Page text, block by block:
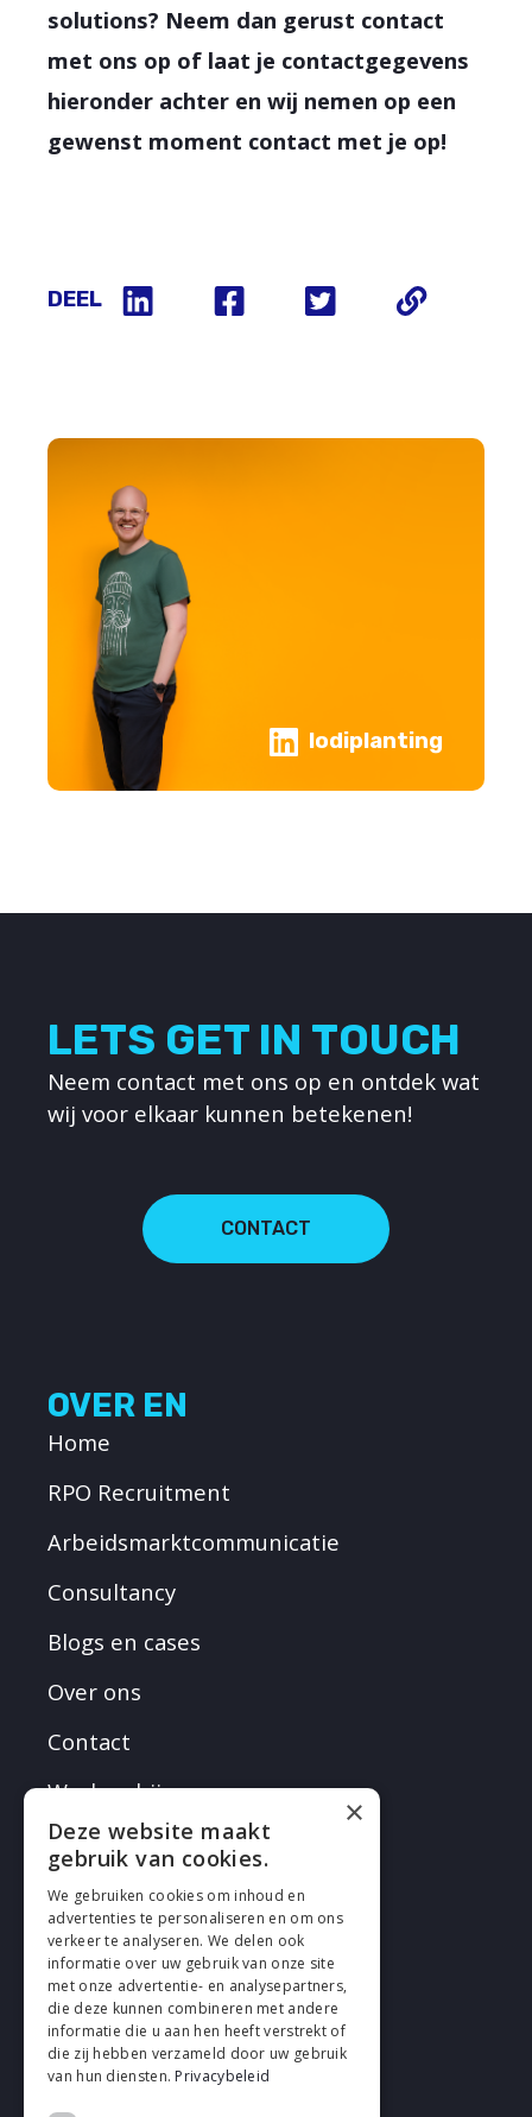
solutions? Neem dan gerust contact
met ons op of laat je contactgegevens
hieronder achter en wij nemen op een
gewenst moment contact met je op!
DEEL
lodiplanting
LETS GET IN TOUCH
Neem contact met ons op en ontdek wat
wij voor elkaar kunnen betekenen!
CONTACT
OVER EN
Home
RPO Recruitment
Arbeidsmarktcommunicatie
Consultancy
Blogs en cases
Over ons
Contact
Werken bij
VOLG EN
×
Deze website maakt
gebruik van cookies.
We gebruiken cookies om inhoud en
advertenties te personaliseren en om ons
verkeer te analyseren. We delen ook
informatie over uw gebruik van onze site
met onze advertentie- en analysepartners,
die deze kunnen combineren met andere
informatie die u aan hen heeft verstrekt of
die zij hebben verzameld door uw gebruik
van hun diensten. Privacybeleid